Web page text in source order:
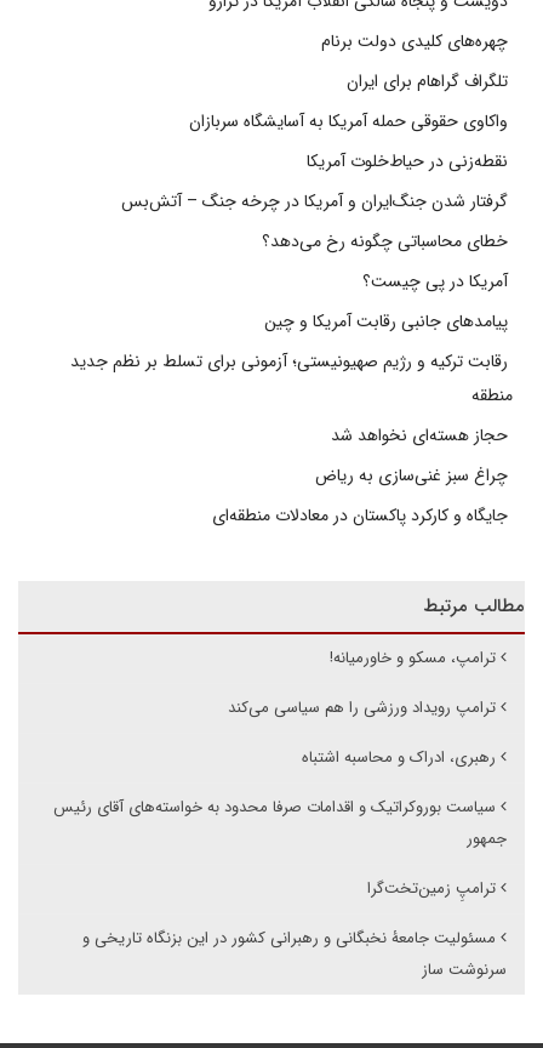
چهره‌های کلیدی دولت برنام
تلگراف گراهام برای ایران
واکاوی حقوقی حمله آمریکا به آسایشگاه سربازان
نقطه‌زنی در حیاط‌خلوت آمریکا
گرفتار شدن جنگ‌ایران و آمریکا در چرخه جنگ – آتش‌بس
خطای محاسباتی چگونه رخ می‌دهد؟
آمریکا در پی چیست؟
پیامدهای جانبی رقابت آمریکا و چین
رقابت ترکیه و رژیم صهیونیستی؛ آزمونی برای تسلط بر نظم جدید
منطقه
حجاز هسته‌ای نخواهد شد
چراغ سبز غنی‌سازی به ریاض
جایگاه و کارکرد پاکستان در معادلات منطقه‌ای
مطالب مرتبط
ترامپ، مسکو و خاورمیانه!
ترامپ رویداد ورزشی را هم سیاسی می‌کند
رهبری، ادراک و محاسبه اشتباه
سیاست بوروکراتیک و اقدامات صرفا محدود به خواسته‌های آقای رئیس
جمهور
ترامپِ زمین‌تخت‌گرا
مسئولیت جامعۀ نخبگانی و رهبرانی کشور در این بزنگاه تاریخی و
سرنوشت ساز